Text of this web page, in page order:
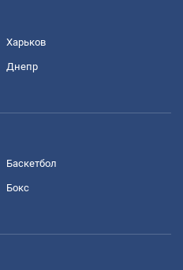
Харьков
Днепр
Баскетбол
Бокс